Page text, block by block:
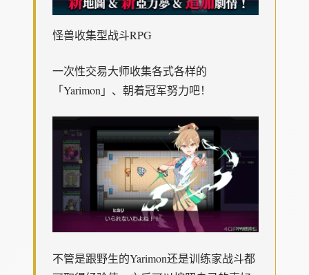
怪兽收集型战斗RPG
一次性交易大师收集各式各样的
「Yarimon」、朝着冠军努力吧！
不管是跟野生的Yarimon还是训练家战斗都